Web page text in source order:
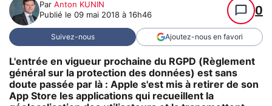
Par Anton KUNIN
Publié le 09 mai 2018 à 16h46 0
Suivez-nous Ajoutez-nous en favori
L'entrée en vigueur prochaine du RGPD (Règlement
général sur la protection des données) est sans
doute passée par là : Apple s'est mis à retirer de son
App Store les applications qui recueillent la